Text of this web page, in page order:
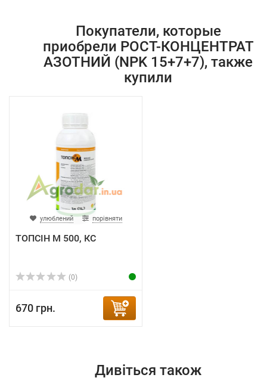
Покупатели, которые
приобрели РОСТ-КОНЦЕНТРАТ
АЗОТНИЙ (NPK 15+7+7), также
купили
улюблений порівняти
ТОПСІН М 500, КС
(0)
670 грн.
Дивіться також